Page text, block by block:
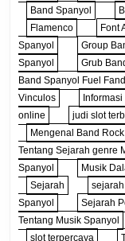
Band Spanyol
Flamenco
Font
Spanyol
Group
Spanyol
Grub
Band Spanyol Fuel
Vinculos
Informasi
online
judi slot
Mengenal Band
Tentang Sejarah genre
Spanyol
Musik
Sejarah
Spanyol
Sejarah
Tentang Musik Spanyol
slot terpercaya